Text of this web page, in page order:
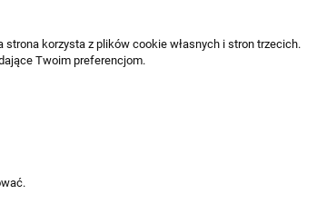
OBSŁUGA KLIENTA
korzysta z plików cookie własnych i stron trzecich.
Twoim preferencjom.